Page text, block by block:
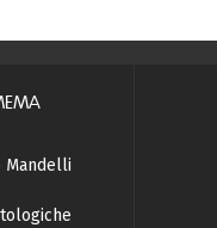
Mandelli